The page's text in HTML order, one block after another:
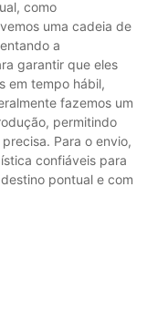
como
uma cadeia de
a
garantir que eles
em tempo hábil,
fazemos um
permitindo
Para o envio,
confiáveis ​​para
pontual e com